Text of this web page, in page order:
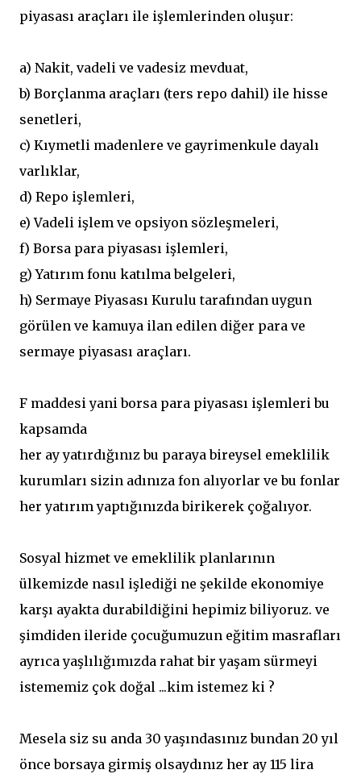
piyasası araçları ile işlemlerinden oluşur:
a) Nakit, vadeli ve vadesiz mevduat,
b) Borçlanma araçları (ters repo dahil) ile hisse
senetleri,
c) Kıymetli madenlere ve gayrimenkule dayalı
varlıklar,
d) Repo işlemleri,
e) Vadeli işlem ve opsiyon sözleşmeleri,
f) Borsa para piyasası işlemleri,
g) Yatırım fonu katılma belgeleri,
h) Sermaye Piyasası Kurulu tarafından uygun
görülen ve kamuya ilan edilen diğer para ve
sermaye piyasası araçları.
F maddesi yani borsa para piyasası işlemleri bu
kapsamda
her ay yatırdığınız bu paraya bireysel emeklilik
kurumları sizin adınıza fon alıyorlar ve bu fonlar
her yatırım yaptığınızda birikerek çoğalıyor.
Sosyal hizmet ve emeklilik planlarının
ülkemizde nasıl işlediği ne şekilde ekonomiye
karşı ayakta durabildiğini hepimiz biliyoruz. ve
şimdiden ileride çocuğumuzun eğitim masrafları
ayrıca yaşlılığımızda rahat bir yaşam sürmeyi
istememiz çok doğal ...kim istemez ki ?
Mesela siz su anda 30 yaşındasınız bundan 20 yıl
önce borsaya girmiş olsaydınız her ay 115 lira